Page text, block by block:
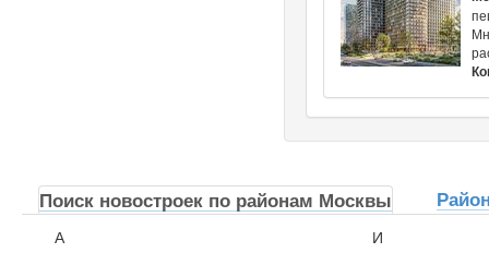
Поиск новостроек по районам Москвы
А
И